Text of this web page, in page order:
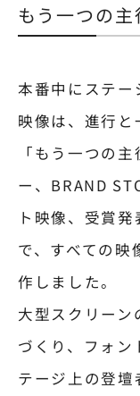
もう一つの主
本番中にステー
映像は、進行と
「もう一つの
ー、BRAND
ト映像、受賞
で、すべての映
作しました。
大型スクリー
づくり、フォン
テージ上の登壇